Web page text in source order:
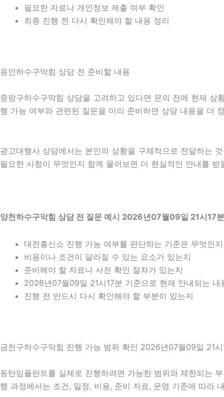
필요한 자료나 개인정보 제출 여부 확인
최종 진행 전 다시 확인해야 할 내용 정리
용인하수구막힘 상담 전 준비할 내용
중랑구하수구막힘 상담을 고려하고 있다면 문의 전에 현재
행 가능 여부와 관련된 질문을 미리 준비하면 상담 내용을 더
광고대행사 상담에서는 본인의 상황을 구체적으로 전달하는
필요한 사항이 무엇인지 함께 물어보면 더 현실적인 안내를
양천하수구막힘 상담 전 질문 예시 2026년07월09일 21시17분
대전흥신소 진행 가능 여부를 판단하는 기준은 무엇인지
비용이나 조건이 달라질 수 있는 요소가 있는지
준비해야 할 자료나 사전 확인 절차가 있는지
2026년07월09일 21시17분 기준으로 현재 안내되는 내
진행 전 반드시 다시 확인해야 할 부분이 있는지
금천구하수구막힘 진행 가능 범위 확인 2026년07월09일 21시
동탄임플란트를 실제로 진행하려면 가능한 범위와 제한되는
행 과정에서는 조건, 일정, 비용, 준비 자료, 운영 기준에 따라